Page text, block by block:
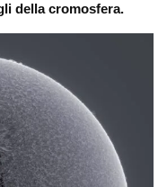
della cromosfera.